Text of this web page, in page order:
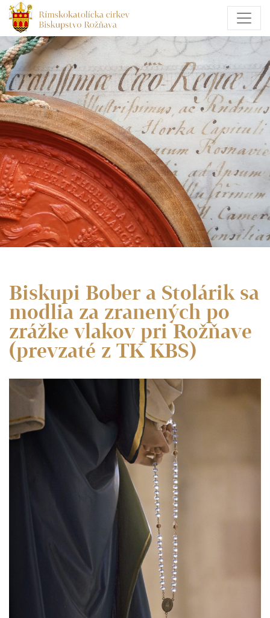
Biskupi Bober a Stolárik sa
modlia za zranených po
zrážke vlakov pri Rožňave
(prevzaté z TK KBS)